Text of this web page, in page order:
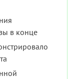
в конце